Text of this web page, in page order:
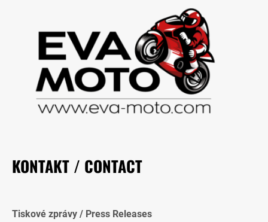
KONTAKT / CONTACT
Tiskové zprávy / Press Releases